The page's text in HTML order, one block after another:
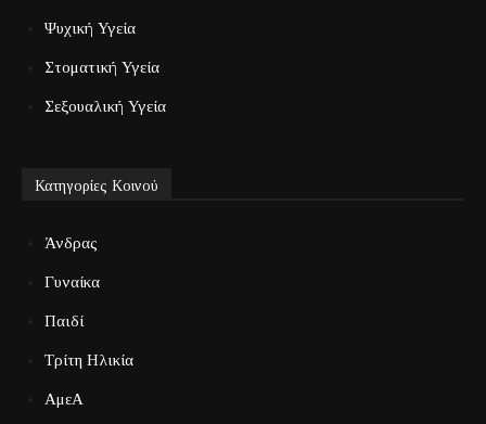
Ψυχική Υγεία
Στοματική Υγεία
Σεξουαλική Υγεία
Κατηγορίες Κοινού
Άνδρας
Γυναίκα
Παιδί
Τρίτη Ηλικία
ΑμεΑ